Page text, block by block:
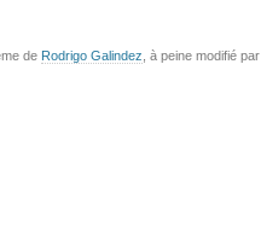
de Rodrigo Galindez , à peine modifié par